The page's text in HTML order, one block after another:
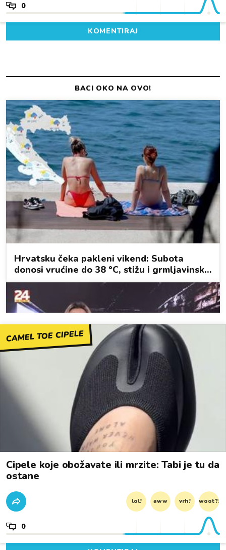
0
KOMENTIRAJ
CAMEL TOE CIPELE
Cipele koje obožavate ili mrzite: Tabi je tu da
ostane
lol! aww vrh! woot?!
0